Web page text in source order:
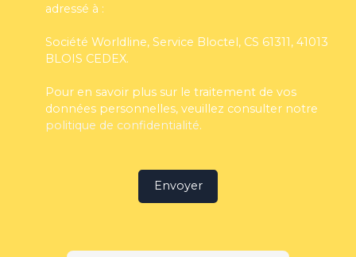
adressé à :
Société Worldline, Service Bloctel, CS 61311, 41013
BLOIS CEDEX.
Pour en savoir plus sur le traitement de vos
données personnelles, veuillez consulter notre
politique de confidentialité.
Envoyer